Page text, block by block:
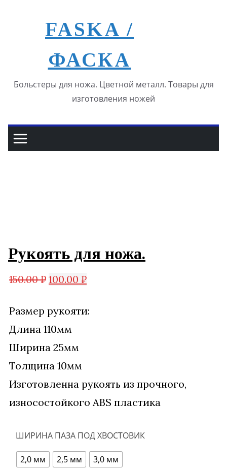
содержимомуFASKA /
ФАСКА
Больстеры для ножа. Цветной металл. Товары для
изготовления ножей
Рукоять для ножа.
150.00₽ П
р
в
о
н
а
ч
100.00 ₽Т
к
я
ц
н
Размер рукояти:
Длина 110мм
Ширина 25мм
Толщина 10мм
Изготовленна рукоять из прочного,
износостойкого ABS пластика
ШИРИНА ПАЗА ПОД ХВОСТОВИК
2,0 мм 2,5 мм
3,0 мм